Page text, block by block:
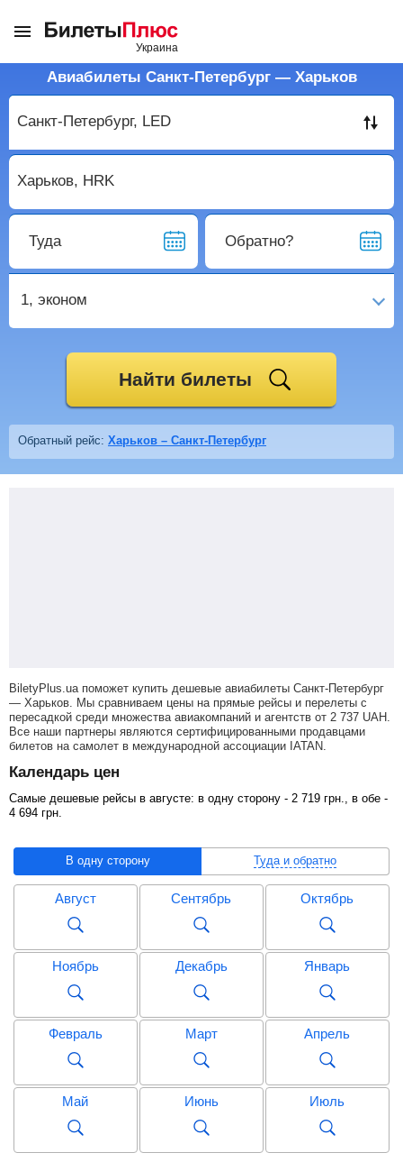
Авиабилеты Санкт-Петербург — Харьков
Туда Обратно?
1, эконом
Найти билеты
Обратный рейс: Харьков – Санкт-Петербург
BiletyPlus.ua поможет купить дешевые авиабилеты Санкт-Петербург
— Харьков. Мы сравниваем цены на прямые рейсы и перелеты с
пересадкой среди множества авиакомпаний и агентств от 2 737 UAH
Все наши партнеры являются сертифицированными продавцами
билетов на самолет в международной ассоциации IATAN.
Календарь цен
Самые дешевые рейсы в августе: в одну сторону - 2 719 грн ., в обе -
4 694 грн
В одну сторону Туда и обратно
Август Сентябрь Октябрь
Ноябрь Декабрь Январь
Февраль Март Апрель
Май Июнь Июль